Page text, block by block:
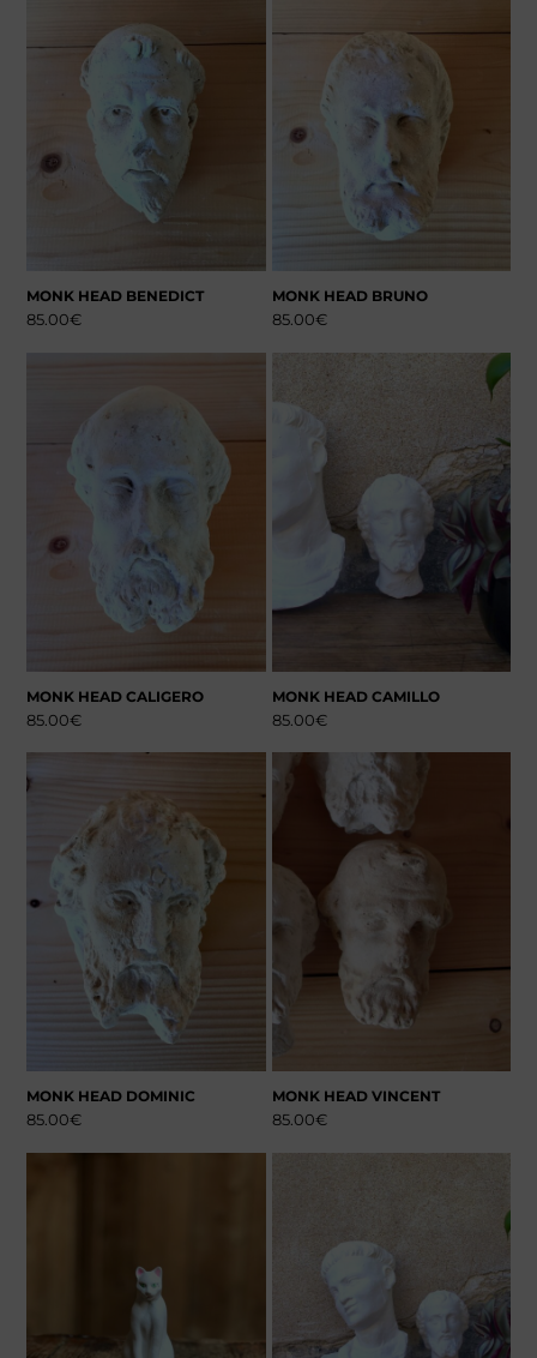
MONK HEAD BENEDICT
85.00€
MONK HEAD BRUNO
85.00€
MONK HEAD CALIGERO
85.00€
MONK HEAD CAMILLO
85.00€
MONK HEAD DOMINIC
85.00€
MONK HEAD VINCENT
85.00€